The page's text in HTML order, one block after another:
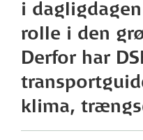
i
rolle i den
Derfor har
klima,